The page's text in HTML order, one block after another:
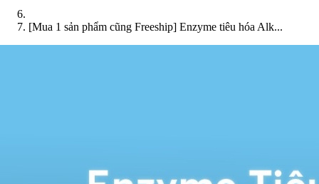
[Mua 1 sản phẩm cũng Freeship] Enzyme tiêu hóa Alk...